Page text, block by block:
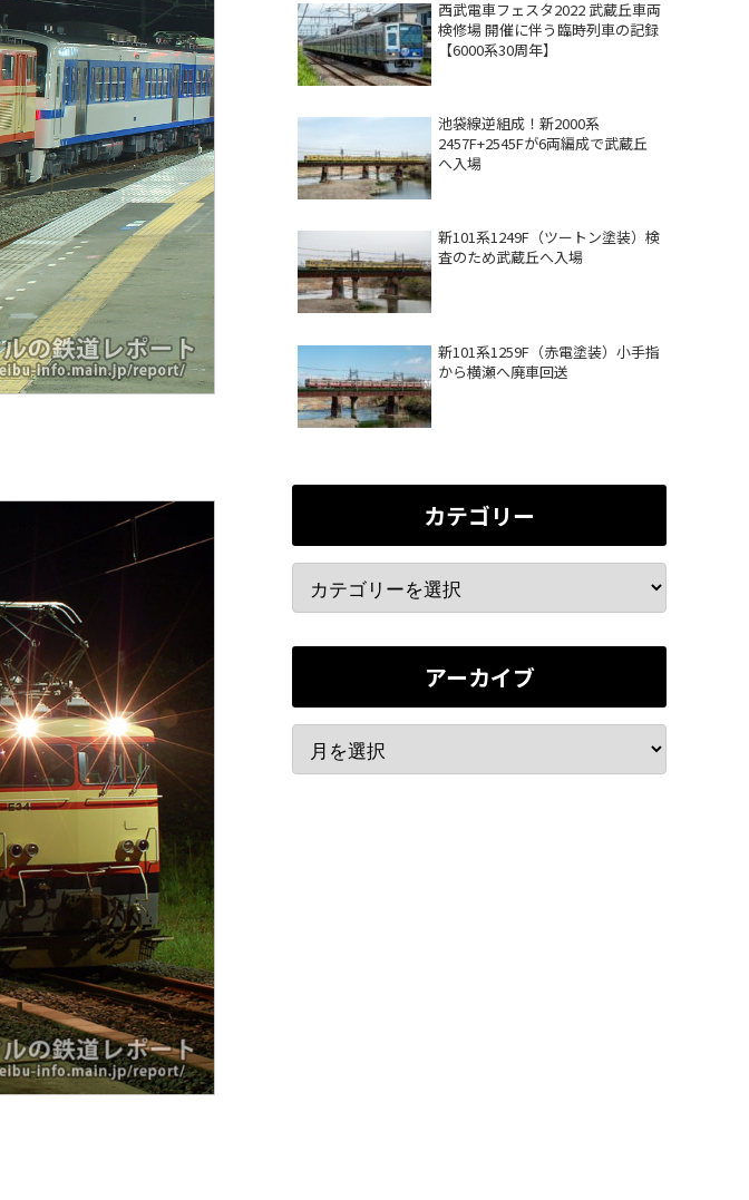
西武電車フェスタ2022 武蔵丘車両
検修場 開催に伴う臨時列車の記録
【6000系30周年】
池袋線逆組成！新2000系
2457F+2545Fが6両編成で武蔵丘
へ入場
新101系1249F（ツートン塗装）検
査のため武蔵丘へ入場
新101系1259F（赤電塗装）小手指
から横瀬へ廃車回送
カテゴリー
アーカイブ